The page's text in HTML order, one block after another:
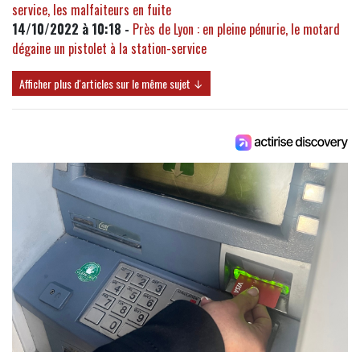
service, les malfaiteurs en fuite
14/10/2022 à 10:18 - Près de Lyon : en pleine pénurie, le motard
dégaine un pistolet à la station-service
Afficher plus d'articles sur le même sujet ↓